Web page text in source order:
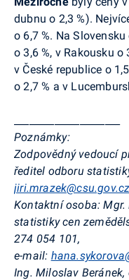
dubnu o 2,3 %).
o 6,7 %. Na Slovensku
o 3,6 %, v Rakouskuo
v České republice o
o 2,7 % a v
Poznámky:
Zodpovědný vedoucí
ředitel odboru
jiri.mrazek@csu.gov.cz
Kontaktní osoba: Mgr.
statistiky cen
274 054 101,
e-mail:
Ing. Miloslav